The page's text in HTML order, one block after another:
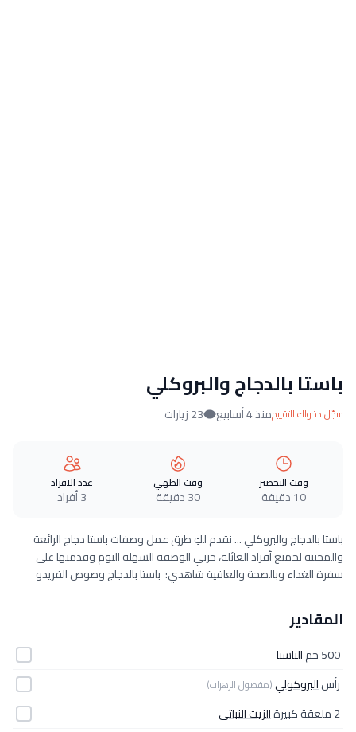
باستا بالدجاج والبروكلي
سجّل دخولك للتقييممنذ 4 أسابيع 23 زيارات
وقت التحضير
10 دقيقة
وقت الطهي
30 دقيقة
عدد الافراد
3 أفراد
باستا بالدجاج والبروكلي ... نقدم لكِ طرق عمل وصفات باستا دجاج الرائعة
والمحببة لجميع أفراد العائلة، جربي الوصفة السهلة اليوم وقدميها على
سفرة الغداء وبالصحة والعافية شاهدي: باستا بالدجاج وصوص الفريدو
المقادير
500 جم
الباستا
رأسالبروكولي (مفصول الزهرات)
2 ملعقة كبيرة
الزيت النباتي